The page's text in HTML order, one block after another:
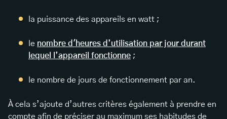
la puissance des appareils en watt ;
le nombre d'heures d’utilisation par jour durant
lequel l’appareil fonctionne ;
le nombre de jours de fonctionnement par an.
À cela s’ajoute d’autres critères également à prendre en
compte afin de préciser au maximum ses habitudes de